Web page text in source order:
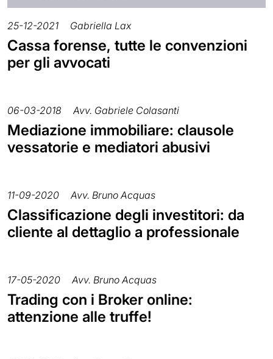
25-12-2021 Gabriella Lax
Cassa forense, tutte le convenzioni
per gli avvocati
06-03-2018 Avv. Gabriele Colasanti
Mediazione immobiliare: clausole
vessatorie e mediatori abusivi
11-09-2020 Avv. Bruno Acquas
Classificazione degli investitori: da
cliente al dettaglio a professionale
17-05-2020 Avv. Bruno Acquas
Trading con i Broker online:
attenzione alle truffe!